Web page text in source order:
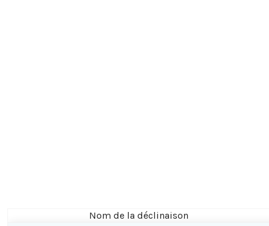
Nom de la déclinaison